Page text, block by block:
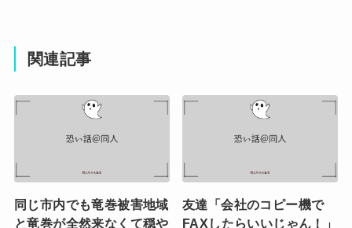
関連記事
同じ市内でも竜巻被害地域
と竜巻が全然来なくて穏や
友達「会社のコピー機で
FAXしたらいいじゃん！」